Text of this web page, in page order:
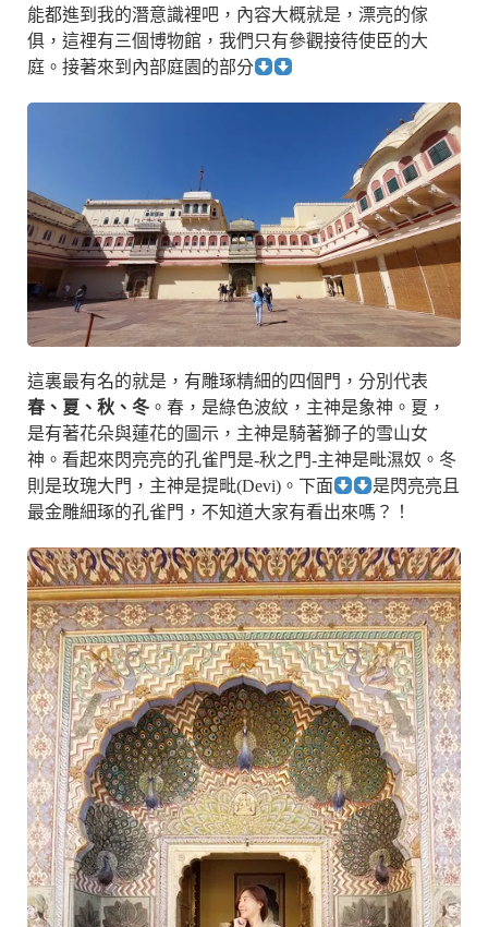
能都進到我的潛意識裡吧，內容大概就是，漂亮的傢
俱，這裡有三個博物館，我們只有參觀接待使臣的大
庭。接著來到內部庭園的部分
這裏最有名的就是，有雕琢精細的四個門，分別代表
春、夏、秋、冬 。春，是綠色波紋，主神是象神。夏，
是有著花朵與蓮花的圖示，主神是騎著獅子的雪山女
神。看起來閃亮亮的孔雀門是-秋之門-主神是毗濕奴。冬
則是玫瑰大門，主神是提毗(Devi)。下面
是閃亮亮且
最金雕細琢的孔雀門，不知道大家有看出來嗎？！